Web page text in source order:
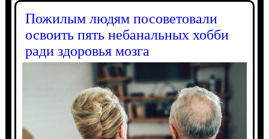
Пожилым людям посоветовали
освоить пять небанальных хобби
ради здоровья мозга